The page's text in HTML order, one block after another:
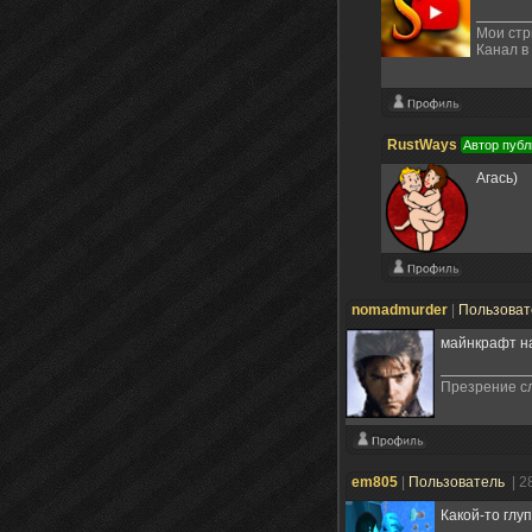
Мои
Канал
RustWays Автор
Агась)
nomadmurder
майнкрафт
Презрение
em805 Пользователь
|
Какой-то